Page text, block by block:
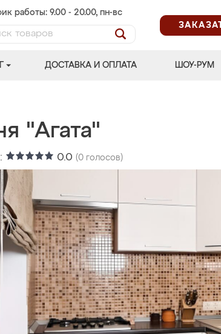
работы: 9.00 - 20.00, пн-вс
ДОСТАВКА И ОПЛАТА ШОУ-РУМ
"Агата"
0.0 (0 голосов)